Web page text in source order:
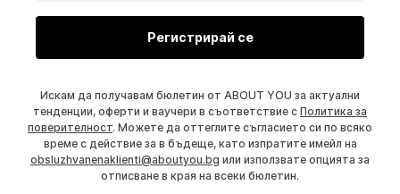
Регистрирай се
Искам да получавам бюлетин от ABOUT YOU за актуални
тенденции, оферти и ваучери в съответствие с Политика за
поверителност. Можете да оттеглите съгласието си по всяко
време с действие за в бъдеще, като изпратите имейл на
obsluzhvanenaklienti@aboutyou.bg или използвате опцията за
отписване в края на всеки бюлетин.